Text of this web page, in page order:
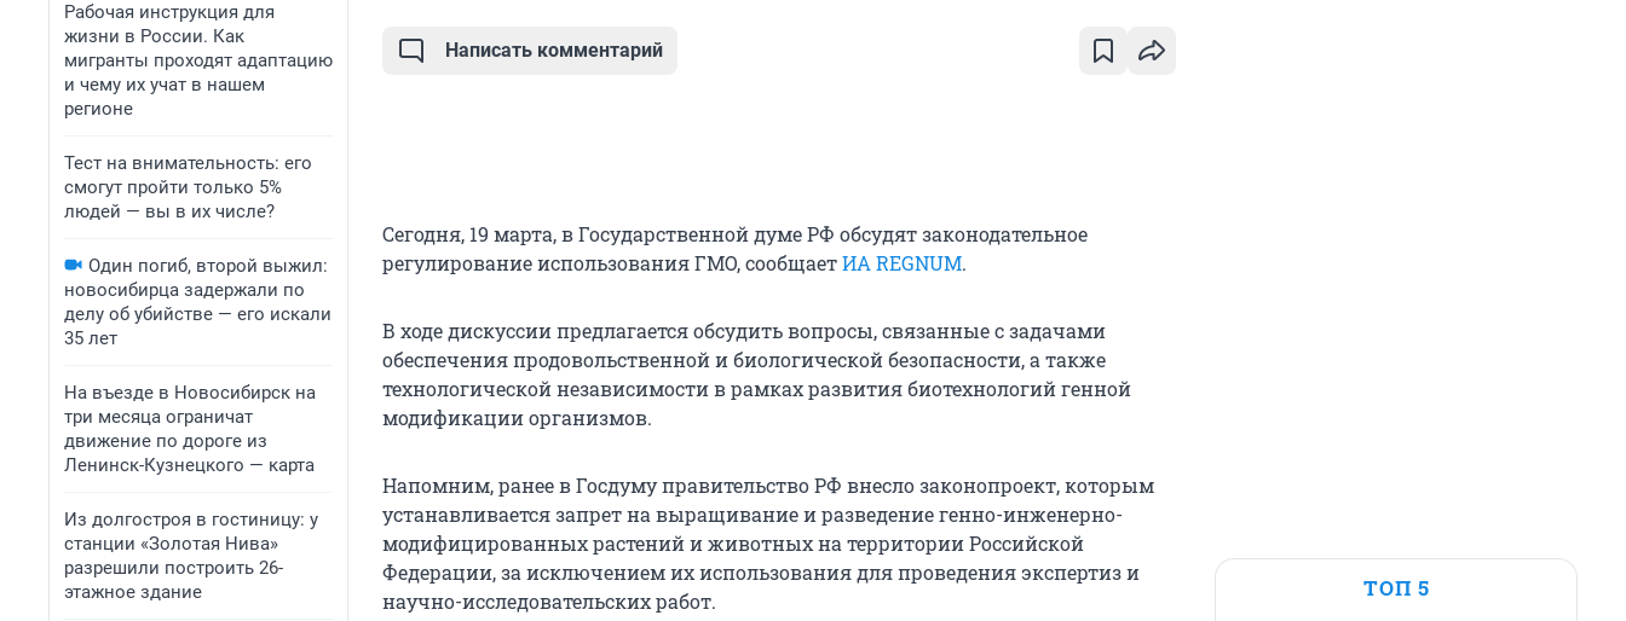
Рабочая инструкция для
жизни в России. Как
мигранты проходят адаптацию
и чему их учат в нашем
регионе
Тест на внимательность: его
смогут пройти только 5%
людей — вы в их числе?
Один погиб, второй выжил:
новосибирца задержали по
делу об убийстве — его искали
35 лет
На въезде в Новосибирск на
три месяца ограничат
движение по дороге из
Ленинск-Кузнецкого — карта
Из долгостроя в гостиницу: у
станции «Золотая Нива»
разрешили построить 26-
этажное здание
Написать комментарий
Сегодня, 19 марта, в Государственной думе РФ обсудят законодательное
регулирование использования ГМО, сообщаетИА REGNUM.
В ходе дискуссии предлагается обсудить вопросы, связанные с задачами
обеспечения продовольственной и биологической безопасности, а также
технологической независимости в рамках развития биотехнологий генной
модификации организмов.
Напомним, ранее в Госдуму правительство РФ внесло законопроект, которым
устанавливается запрет на выращивание и разведение генно-инженерно-
модифицированных растений и животных на территории Российской
Федерации, за исключением их использования для проведения экспертиз и
научно-исследовательских работ.
ТОП 5